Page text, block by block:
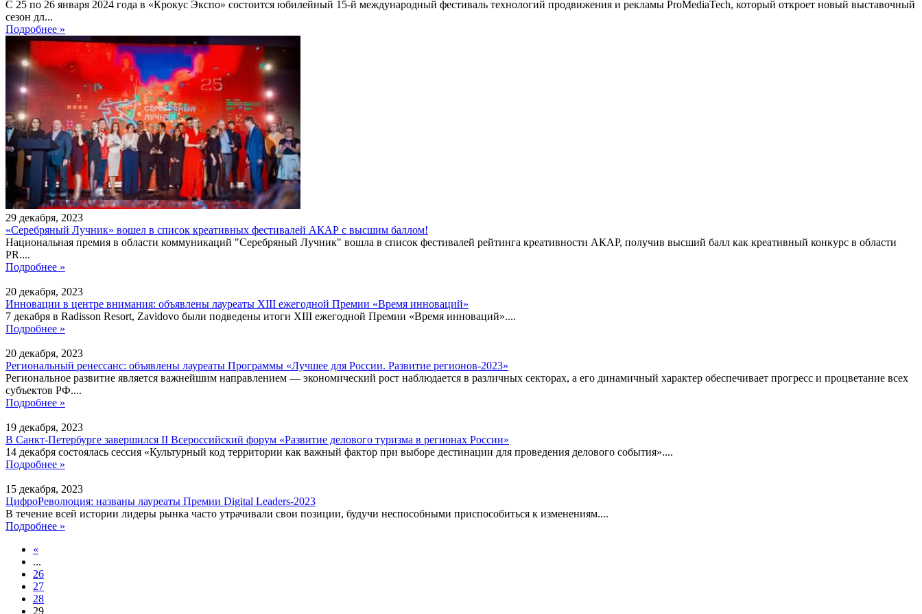
С 25 по 26 января 2024 года в «Крокус Экспо» состоится юбилейный 15-й международный фестиваль технологий продвижения и рекламы ProMediaTech, который откроет новый выставочный
сезон дл...
Подробнее »
29 декабря, 2023
«Серебряный Лучник» вошел в список креативных фестивалей АКАР с высшим баллом!
Национальная премия в области коммуникаций "Серебряный Лучник" вошла в список фестивалей рейтинга креативности АКАР, получив высший балл как креативный конкурс в области
PR....
Подробнее »
20 декабря, 2023
Инновации в центре внимания: объявлены лауреаты XIII ежегодной Премии «Время инноваций»
7 декабря в Radisson Resort, Zavidovo были подведены итоги XIII ежегодной Премии «Время инноваций»....
Подробнее »
20 декабря, 2023
Региональный ренессанс: объявлены лауреаты Программы «Лучшее для России. Развитие регионов-2023»
Региональное развитие является важнейшим направлением — экономический рост наблюдается в различных секторах, а его динамичный характер обеспечивает прогресс и процветание всех
субъектов РФ....
Подробнее »
19 декабря, 2023
В Санкт-Петербурге завершился II Всероссийский форум «Развитие делового туризма в регионах России»
14 декабря состоялась сессия «Культурный код территории как важный фактор при выборе дестинации для проведения делового события»....
Подробнее »
15 декабря, 2023
ЦифроРеволюция: названы лауреаты Премии Digital Leaders-2023
В течение всей истории лидеры рынка часто утрачивали свои позиции, будучи неспособными приспособиться к изменениям....
Подробнее »
«
...
26
27
28
29